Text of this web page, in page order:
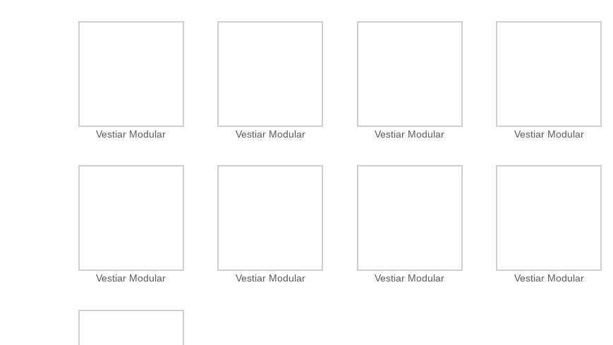
Vestiar Modular Vestiar Modular Vestiar Modular Vestiar Modular
Vestiar Modular Vestiar Modular Vestiar Modular Vestiar Modular